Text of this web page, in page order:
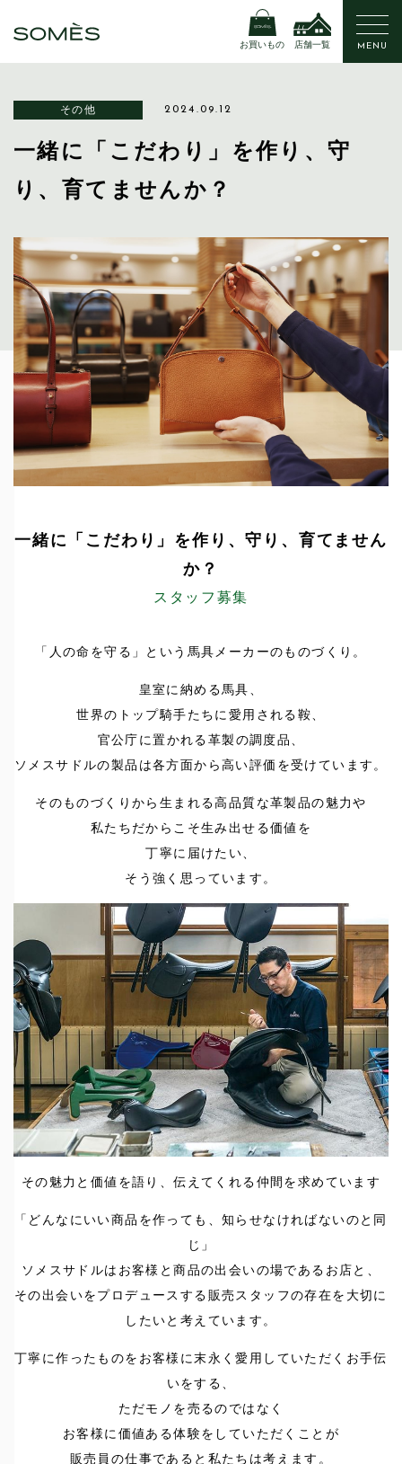
お買いもの 店舗一覧 MENU
その他 2024.09.12
一緒に「こだわり」を作り、守
り、育てませんか？
一緒に「こだわり」を作り、守り、育てません
か？
スタッフ募集
「人の命を守る」という馬具メーカーのものづくり。
皇室に納める馬具、
世界のトップ騎手たちに愛用される鞍、
官公庁に置かれる革製の調度品、
ソメスサドルの製品は各方面から高い評価を受けています。
そのものづくりから生まれる高品質な革製品の魅力や
私たちだからこそ生み出せる価値を
丁寧に届けたい、
そう強く思っています。
その魅力と価値を語り、伝えてくれる仲間を求めています
「どんなにいい商品を作っても、知らせなければないのと同
じ」
ソメスサドルはお客様と商品の出会いの場であるお店と、
その出会いをプロデュースする販売スタッフの存在を大切に
したいと考えています。
丁寧に作ったものをお客様に末永く愛用していただくお手伝
いをする、
ただモノを売るのではなく
お客様に価値ある体験をしていただくことが
販売員の仕事であると私たちは考えます。